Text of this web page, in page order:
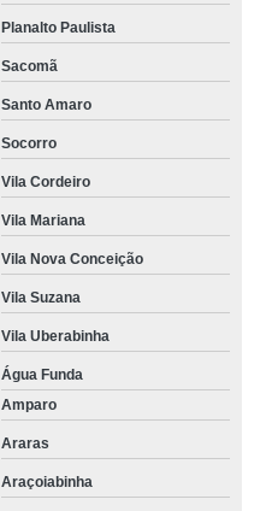
Planalto Paulista
Sacomã
Santo Amaro
Socorro
Vila Cordeiro
Vila Mariana
Vila Nova Conceição
Vila Suzana
Vila Uberabinha
Água Funda
Amparo
Araras
Araçoiabinha